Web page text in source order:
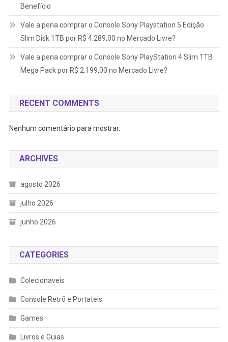
Benefício
Vale a pena comprar o Console Sony Playstation 5 Edição
Slim Disk 1TB por R$ 4.289,00 no Mercado Livre?
Vale a pena comprar o Console Sony PlayStation 4 Slim 1TB
Mega Pack por R$ 2.199,00 no Mercado Livre?
RECENT COMMENTS
Nenhum comentário para mostrar.
ARCHIVES
agosto 2026
julho 2026
junho 2026
CATEGORIES
Colecionaveis
Console Retrõ e Portateis
Games
Livros e Guias